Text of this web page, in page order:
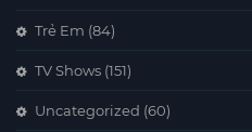
Trẻ Em (84)
TV Shows (151)
Uncategorized (60)